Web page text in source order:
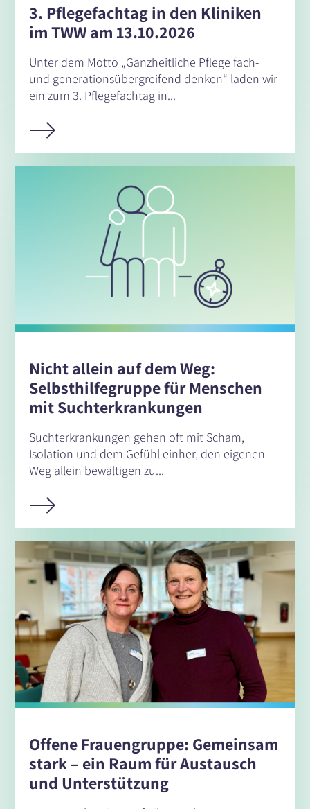
3. Pflegefachtag in den Kliniken
im TWW am 13.10.2026
Unter dem Motto „Ganzheitliche Pflege fach-
und generationsübergreifend denken“ laden wir
ein zum 3. Pflegefachtag in...
Nicht allein auf dem Weg:
Selbsthilfegruppe für Menschen
mit Suchterkrankungen
Suchterkrankungen gehen oft mit Scham,
Isolation und dem Gefühl einher, den eigenen
Weg allein bewältigen zu...
Offene Frauengruppe: Gemeinsam
stark – ein Raum für Austausch
und Unterstützung